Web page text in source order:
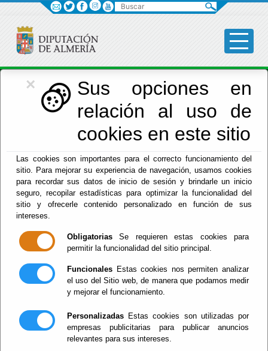
×
Sus opciones en
relación al uso de
cookies en este sitio
Las cookies son importantes para el correcto funcionamiento del
sitio. Para mejorar su experiencia de navegación, usamos cookies
para recordar sus datos de inicio de sesión y brindarle un inicio
seguro, recopilar estadísticas para optimizar la funcionalidad del
sitio y ofrecerle contenido personalizado en función de sus
intereses.
Obligatorias Se requieren estas cookies para
permitir la funcionalidad del sitio principal.
Funcionales Estas cookies nos permiten analizar
el uso del Sitio web, de manera que podamos medir
y mejorar el funcionamiento.
Personalizadas Estas cookies son utilizadas por
empresas publicitarias para publicar anuncios
relevantes para sus intereses.
Economía
Menú Hacienda
RAIZ DE LA FNMT
INSTALACION DE
CERTIFICADOS
RAIZ DE LA FNMT
La autenticidad de la Sede Electrónica de la
Diputación de Almeria está garantizada por un
Buscar